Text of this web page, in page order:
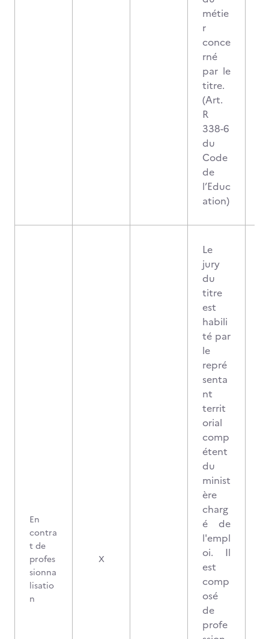
métie
r
conce
rné
par le
titre.
(Art.
R
338-6
du
Code
de
l’Educ
ation)
En
contra
t de
profes
sionna
lisatio
n
X
Le
jury
du
titre
est
habili
té par
le
repré
senta
nt
territ
orial
comp
étent
du
minist
ère
charg
é de
l'empl
oi. Il
est
comp
osé
de
profe